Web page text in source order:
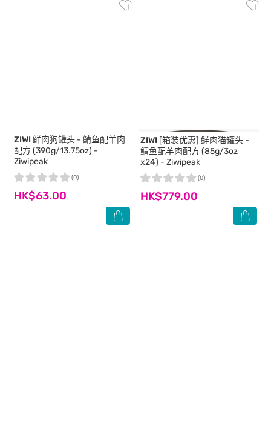
ZIWI 鲜肉狗罐头 - 鲭鱼配羊肉
配方 (390g/13.75oz) -
Ziwipeak
HK$63.00
(0)
ZIWI [箱装优惠] 鲜肉猫罐头 -
鲭鱼配羊肉配方 (85g/3oz
x24) - Ziwipeak
HK$779.00
(0)